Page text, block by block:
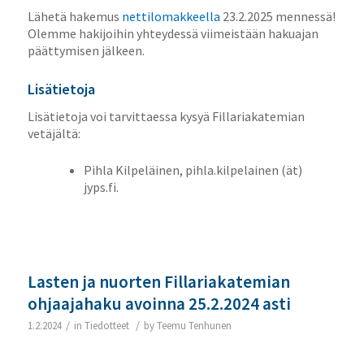
Lähetä hakemus nettilomakkeella 23.2.2025 mennessä!
Olemme hakijoihin yhteydessä viimeistään hakuajan
päättymisen jälkeen.
Lisätietoja
Lisätietoja voi tarvittaessa kysyä Fillariakatemian
vetäjältä:
Pihla Kilpeläinen, pihla.kilpelainen (ät)
jyps.fi.
Lasten ja nuorten Fillariakatemian
ohjaajahaku avoinna 25.2.2024 asti
1.2.2024 / in Tiedotteet / byTeemu Tenhunen